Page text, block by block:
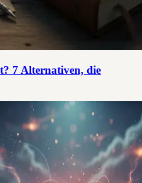
7 Alternativen, die